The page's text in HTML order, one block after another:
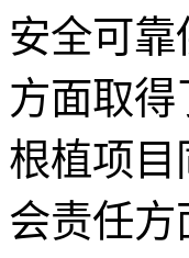
安全可
方面取
根植项目
会责任